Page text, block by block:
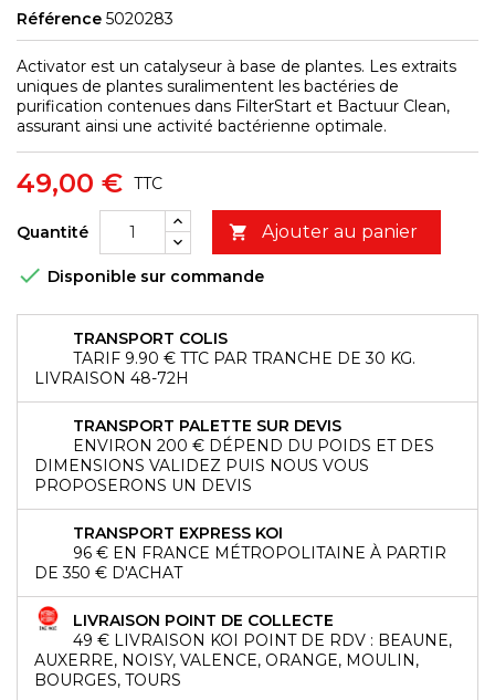
Référence 5020283
Activator est un catalyseur à base de plantes. Les extraits
uniques de plantes suralimentent les bactéries de
purification contenues dans FilterStart et Bactuur Clean,
assurant ainsi une activité bactérienne optimale.
49,00 € TTC
Quantité  Ajouter au panier
 Disponible sur commande
TRANSPORT COLIS
TARIF 9.90 € TTC PAR TRANCHE DE 30 KG.
LIVRAISON 48-72H
TRANSPORT PALETTE SUR DEVIS
ENVIRON 200 € DÉPEND DU POIDS ET DES
DIMENSIONS VALIDEZ PUIS NOUS VOUS
PROPOSERONS UN DEVIS
TRANSPORT EXPRESS KOI
96 € EN FRANCE MÉTROPOLITAINE À PARTIR
DE 350 € D'ACHAT
LIVRAISON POINT DE COLLECTE
49 € LIVRAISON KOI POINT DE RDV : BEAUNE,
AUXERRE, NOISY, VALENCE, ORANGE, MOULIN,
BOURGES, TOURS